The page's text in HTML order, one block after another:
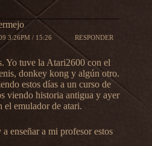
3:26PM / 15:26 RESPONDER
Yo tuve la Atari2600 con el
donkey kong y algún otro.
estos días a un curso de
viendo historia antigua y ayer
el emulador de atari.
enseñar a mi profesor estos